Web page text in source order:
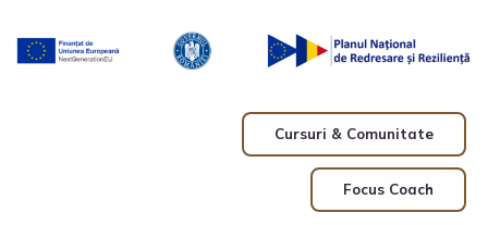
Cursuri & Comunitate
Focus Coach